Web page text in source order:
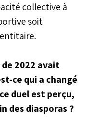
collective à
soit
2022 avait
ce qui a changé
duel est perçu,
des diasporas ?